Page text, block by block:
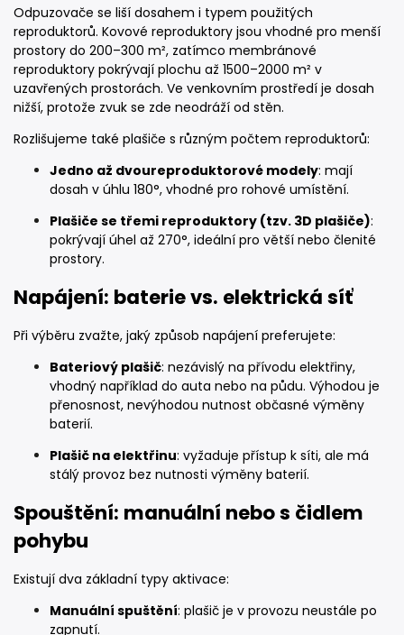
Odpuzovače se liší dosahem i typem použitých
reproduktorů. Kovové reproduktory jsou vhodné pro menší
prostory do 200–300 m², zatímco membránové
reproduktory pokrývají plochu až 1500–2000 m² v
uzavřených prostorách. Ve venkovním prostředí je dosah
nižší, protože zvuk se zde neodráží od stěn.
Rozlišujeme také plašiče s různým počtem reproduktorů:
Jedno až dvoureproduktorové modely: mají
dosah v úhlu 180°, vhodné pro rohové umístění.
Plašiče se třemi reproduktory (tzv. 3D plašiče):
pokrývají úhel až 270°, ideální pro větší nebo členité
prostory.
Napájení: baterie vs. elektrická síť
Při výběru zvažte, jaký způsob napájení preferujete:
Bateriový plašič: nezávislý na přívodu elektřiny,
vhodný například do auta nebo na půdu. Výhodou je
přenosnost, nevýhodou nutnost občasné výměny
baterií.
Plašič na elektřinu: vyžaduje přístup k síti, ale má
stálý provoz bez nutnosti výměny baterií.
Spouštění: manuální nebo s čidlem
pohybu
Existují dva základní typy aktivace:
Manuální spuštění: plašič je v provozu neustále po
zapnutí.